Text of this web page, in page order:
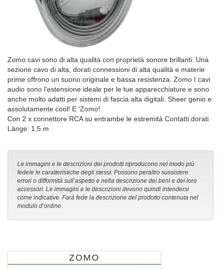
Zomo cavi sono di alta qualità con proprietà sonore brillanti. Una
sezione cavo di alta, dorati connessioni di alta qualità e materie
prime offrono un suono originale e bassa resistenza. Zomo I cavi
audio sono l'estensione ideale per le tue apparecchiature e sono
anche molto adatti per sistemi di fascia alta digitali. Sheer genio e
assolutamente cool! E 'Zomo!
Con 2 x connettore RCA su entrambe le estremità Contatti dorati
Länge: 1,5 m
Le immagini e le descrizioni dei prodotti riproducono nel modo più
fedele le caratteristiche degli stessi. Possono peraltro sussistere
errori o difformità sull’aspetto e nella descrizione dei beni e dei loro
accessori. Le immagini e le descrizioni devono quindi intendersi
come indicative. Farà fede la descrizione del prodotto contenuta nel
modulo d’ordine.
ZOMO